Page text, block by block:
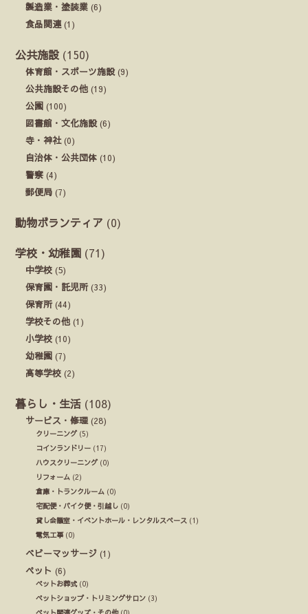
製造業・塗装業 (6)
食品関連 (1)
公共施設 (150)
体育館・スポーツ施設(9)
公共施設その他 (19)
公園 (100)
図書館・文化施設(6)
寺・神社(0)
自治体・公共団体 (10)
警察 (4)
郵便局 (7)
動物ボランティア (0)
学校・幼稚園 (71)
中学校 (5)
保育園・託児所(33)
保育所(44)
学校その他 (1)
小学校 (10)
幼稚園 (7)
高等学校 (2)
暮らし・生活 (108)
サービス・修理 (28)
クリーニング(5)
コインランドリー (17)
ハウスクリーニング(0)
リフォーム (2)
倉庫・トランクルーム (0)
宅配便・バイク便・引越し (0)
貸し会議室・イベントホール・レンタルスペース (1)
電気工事(0)
ベビーマッサージ (1)
ペット (6)
ペットお葬式(0)
ペットショップ・トリミングサロン (3)